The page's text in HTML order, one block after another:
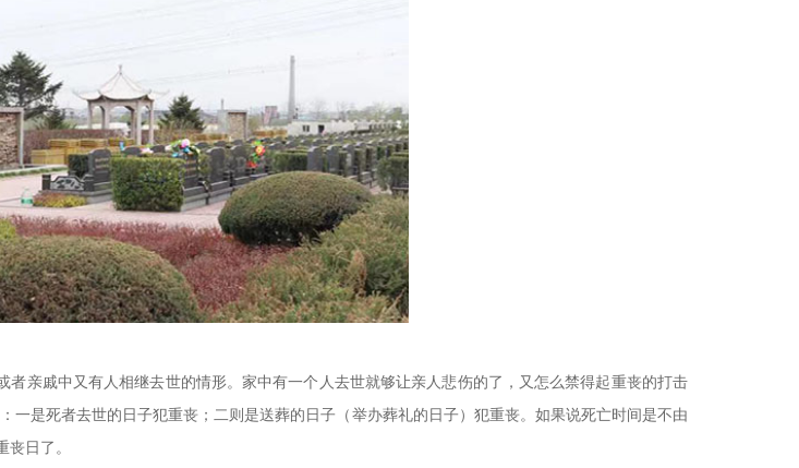
戚中又有人相继去世的情形。家中有一个人去世就够让亲人悲伤的了，又怎么禁得起重丧的打击
一是死者去世的日子犯重丧；二则是送葬的日子（举办葬礼的日子）犯重丧。如果说死亡时间是不由
丧日了。